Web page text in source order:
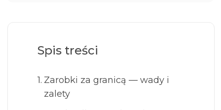
Spis treści
Zarobki za granicą — wady i
zalety